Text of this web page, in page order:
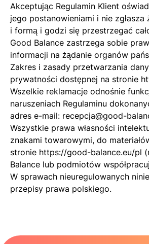
Akceptując Regulamin Klient
jego postanowieniami i nie
i formą i godzi się przestrzegać
Good Balance zastrzega sobie
informacji na żądanie organów
Zakres i zasady przetwarzania
prywatności dostępnej na stronie
Wszelkie reklamacje odnośnie
naruszeniach Regulaminu
adres e-mail: recepcja@good-
Wszystkie prawa własności
znakami towarowymi, do
stronie https://good-balance.eu/pl
Balance lub podmiotów
W sprawach nieuregulowanych
przepisy prawa polskiego.